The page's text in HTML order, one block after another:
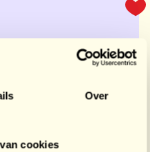
Over
cookies